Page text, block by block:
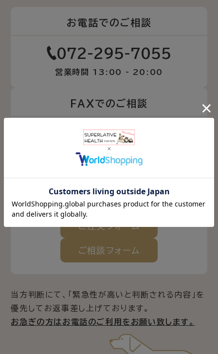
お電話でのご相談
072-295-7055
営業時間 13:00 - 20:00
FAXでのご相談
072-295-7056
24時間受付 FAXご相談専用
メールでのご相談
ご注文フォーム
ご相談 フォーム
当方判断にて、「緊急性が高いと判断される内容」を
優先してお返事差し上げております。
お急ぎの方はお電話のご利用をお願い致します。